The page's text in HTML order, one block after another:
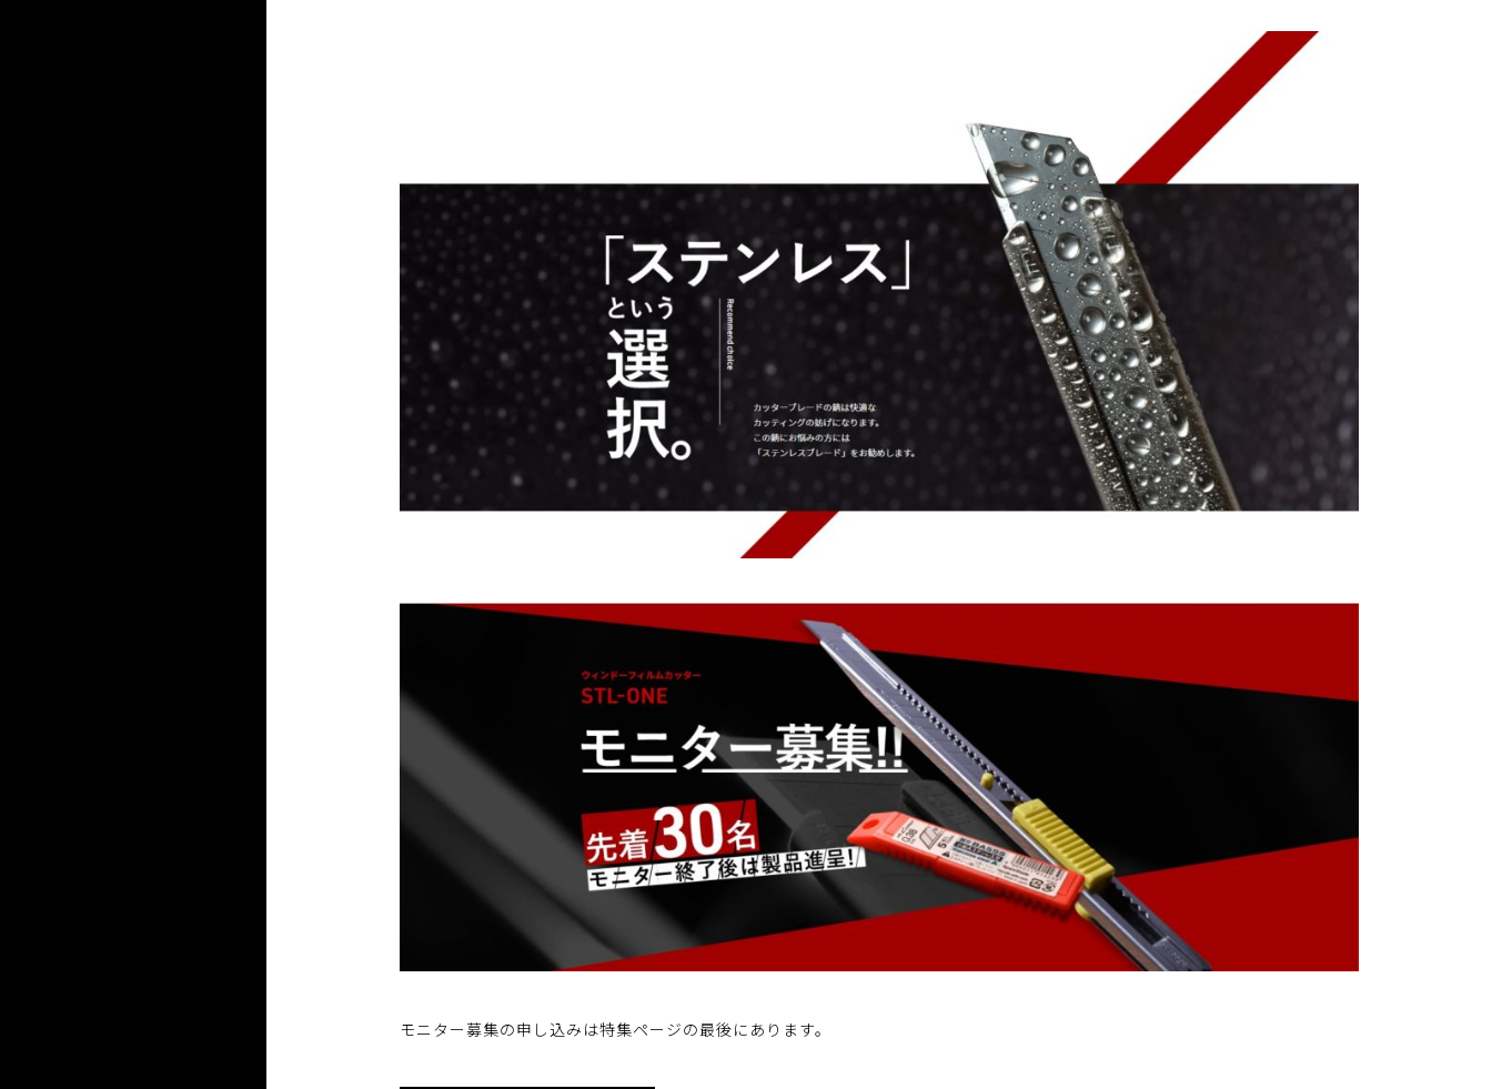
モニター募集の申し込みは特集ページの最後にあります。